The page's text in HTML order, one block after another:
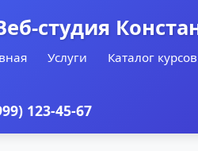
студия
Услуги Каталог курсов
123-45-67